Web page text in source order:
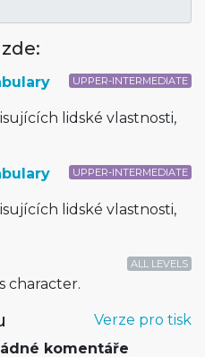
UPPER-INTERMEDIATE
lidské vlastnosti,
UPPER-INTERMEDIATE
lidské vlastnosti,
ALL LEVELS
character.
Verze pro tisk
komentáře